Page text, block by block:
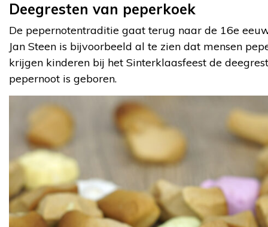
Deegresten van peperkoek
De pepernotentraditie gaat terug naar de 16e
Jan Steen is bijvoorbeeld al te zien dat mensen
krijgen kinderen bij het Sinterklaasfeest de
pepernoot is geboren.